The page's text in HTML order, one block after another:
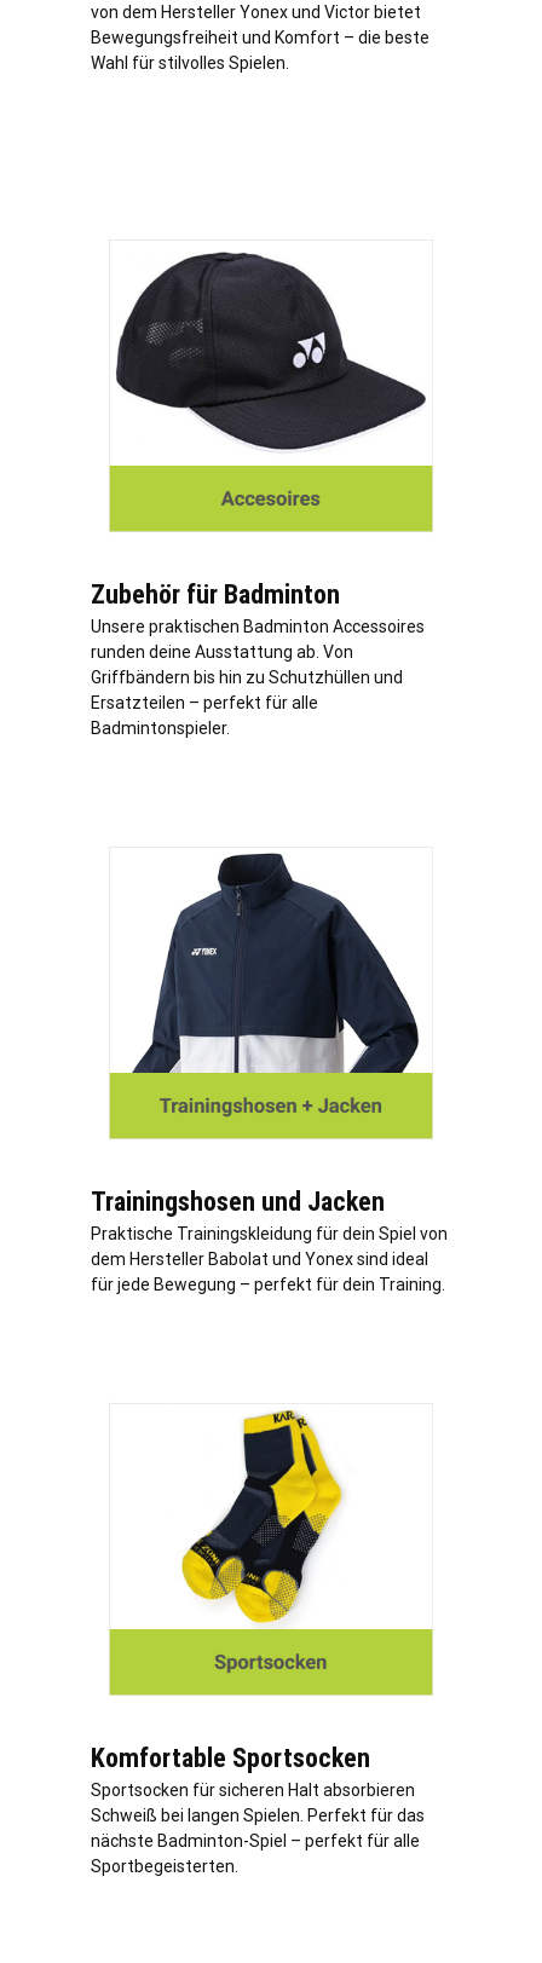
von dem Hersteller Yonex und Victor bietet
Bewegungsfreiheit und Komfort – die beste
Wahl für stilvolles Spielen.
Zubehör für Badminton
Unsere praktischen Badminton Accessoires
runden deine Ausstattung ab. Von
Griffbändern bis hin zu Schutzhüllen und
Ersatzteilen – perfekt für alle
Badmintonspieler.
Trainingshosen und Jacken
Praktische Trainingskleidung für dein Spiel von
dem Hersteller Babolat und Yonex sind ideal
für jede Bewegung – perfekt für dein Training.
Komfortable Sportsocken
Sportsocken für sicheren Halt absorbieren
Schweiß bei langen Spielen. Perfekt für das
nächste Badminton-Spiel – perfekt für alle
Sportbegeisterten.